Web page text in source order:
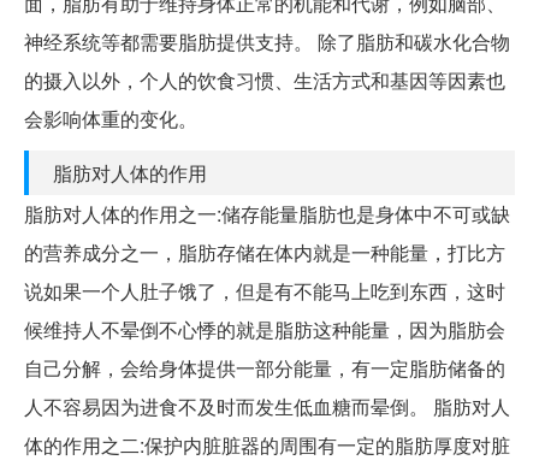
神经系统等都需要脂肪提供支持。 除了脂肪和碳水化合物
的摄入以外，个人的饮食习惯、生活方式和基因等因素也
会影响体重的变化。
脂肪对人体的作用
脂肪对人体的作用之一:储存能量脂肪也是身体中不可或缺
的营养成分之一，脂肪存储在体内就是一种能量，打比方
说如果一个人肚子饿了，但是有不能马上吃到东西，这时
候维持人不晕倒不心悸的就是脂肪这种能量，因为脂肪会
自己分解，会给身体提供一部分能量，有一定脂肪储备的
人不容易因为进食不及时而发生低血糖而晕倒。 脂肪对人
体的作用之二:保护内脏脏器的周围有一定的脂肪厚度对脏